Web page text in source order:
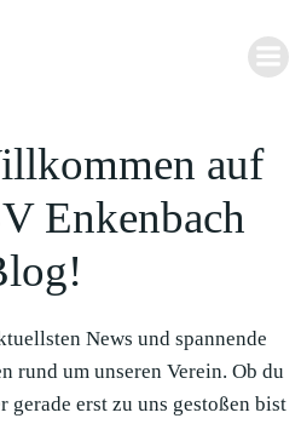
auf
Enkenbach
News und spannende
rund um unseren Verein. Ob du
gerade erst zu uns gestoßen bist